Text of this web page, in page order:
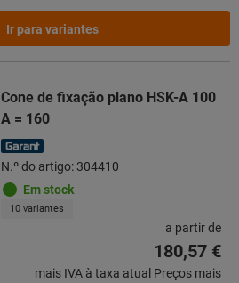
Ir para variantes
Cone de fixação plano HSK-A 100
A = 160
N.º do artigo: 304410
Em stock
10 variantes
a partir de
180,57 €
mais IVA à taxa atual Preços mais